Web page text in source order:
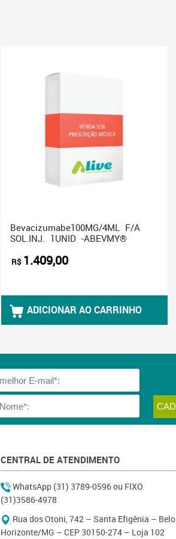
Bevacizumabe100MG/4ML F/A
SOL.INJ. 1UNID -ABEVMY®
R$ 1.409,00
ADICIONAR AO CARRINHO
CENTRAL DE ATENDIMENTO
WhatsApp (31) 3789-0596 ou FIXO
(31)3586-4978
Rua dos Otoni, 742 – Santa Efigênia – Belo
Horizonte/MG – CEP 30150-274 – Loja 102